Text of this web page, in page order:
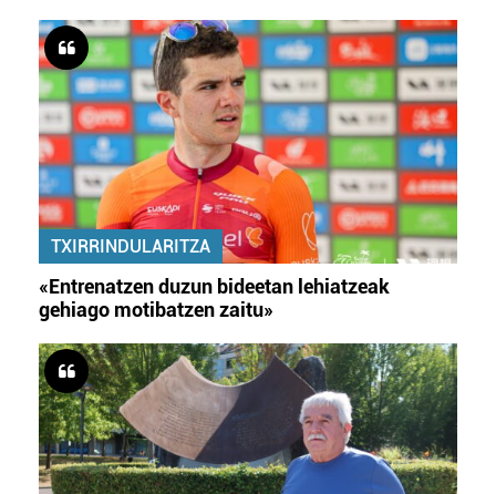
TXIRRINDULARITZA
«Entrenatzen duzun bideetan lehiatzeak
gehiago motibatzen zaitu»